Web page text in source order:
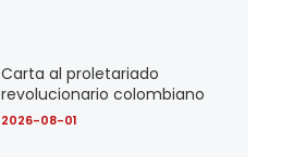
Carta al proletariado
revolucionario colombiano
2026-08-01